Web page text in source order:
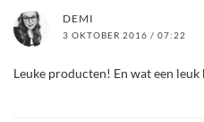
DEMI
3 OKTOBER 2016 / 07:22
Leuke producten! En wat een leuk